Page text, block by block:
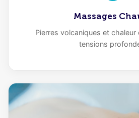
Massages
Pierres volcaniques et
tensions